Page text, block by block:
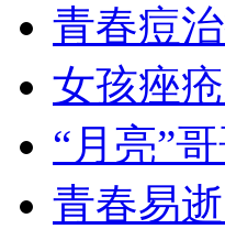
青春痘
女孩痤
“月亮”
青春易